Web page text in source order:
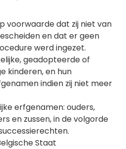
voorwaarde dat zij niet van
en dat er geen
werd ingezet.
geadopteerde of
kinderen, en hun
indien zij niet meer
erfgenamen: ouders,
en zussen, in de volgorde
Staat